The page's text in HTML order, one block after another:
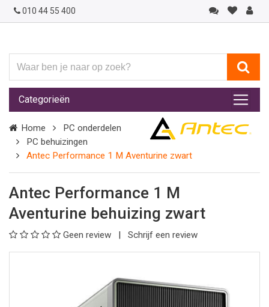
010 44 55 400
ben
je
naar
op
zoek?
Categorieën
Home
PC onderdelen
PC behuizingen
Antec Performance 1 M Aventurine zwart
Antec Performance 1 M
Aventurine behuizing zwart
Geen review Schrijf een review